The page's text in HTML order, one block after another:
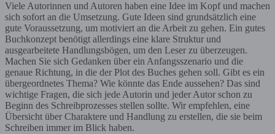
Viele Autorinnen und Autoren haben eine Idee im Kopf und machen
sich sofort an die Umsetzung. Gute Ideen sind grundsätzlich eine
gute Voraussetzung, um motiviert an die Arbeit zu gehen. Ein gutes
Buchkonzept benötigt allerdings eine klare Struktur und
ausgearbeitete Handlungsbögen, um den Leser zu überzeugen.
Machen Sie sich Gedanken über ein Anfangsszenario und die
genaue Richtung, in die der Plot des Buches gehen soll. Gibt es ein
übergeordnetes Thema? Wie könnte das Ende aussehen? Das sind
wichtige Fragen, die sich jede Autorin und jeder Autor schon zu
Beginn des Schreibprozesses stellen sollte. Wir empfehlen, eine
Übersicht über Charaktere und Handlung zu erstellen, die sie beim
Schreiben immer im Blick haben.